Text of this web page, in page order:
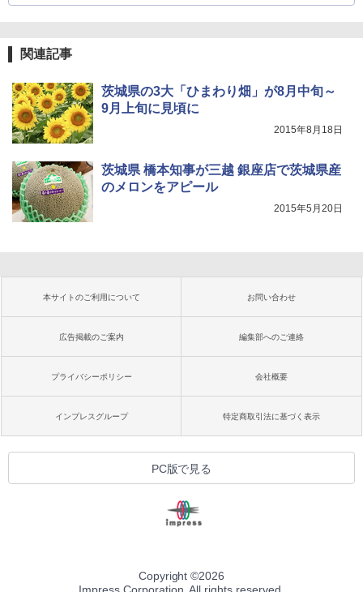
関連記事
茨城県の3大「ひまわり畑」が8月中旬～
9月上旬に見頃に
2015年8月18日
茨城県 橋本知事が三越 銀座店で茨城県産
のメロンをアピール
2015年5月20日
本サイトのご利用について お問い合わせ
広告掲載のご案内 編集部へのご連絡
プライバシーポリシー 会社概要
インプレスグループ 特定商取引法に基づく表示
PC版で見る
Copyright ©2026